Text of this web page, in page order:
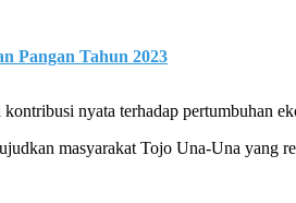
Pangan Tahun 2023
nyata terhadap pertumbuhan
masyarakat Tojo Una-Una yang